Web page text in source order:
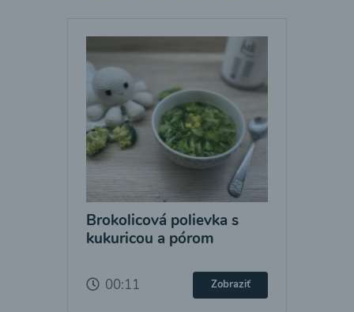
Brokolicová polievka s
kukuricou a pórom
00:11 Zobraziť